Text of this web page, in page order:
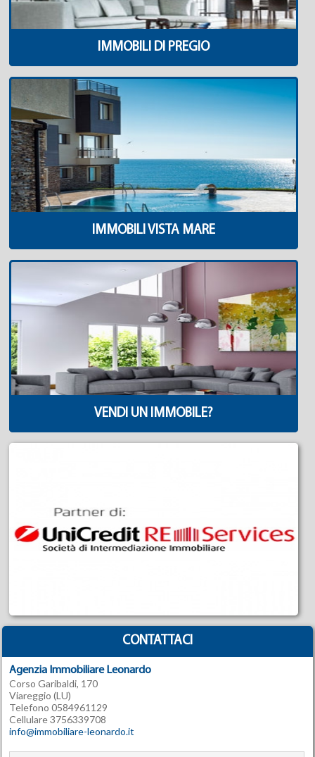
IMMOBILI DI PREGIO
IMMOBILI VISTA MARE
VENDI UN IMMOBILE?
CONTATTACI
Agenzia Immobiliare Leonardo
Corso Garibaldi, 170
Viareggio (LU)
Telefono 0584961129
Cellulare 3756339708
info@immobiliare-leonardo.it